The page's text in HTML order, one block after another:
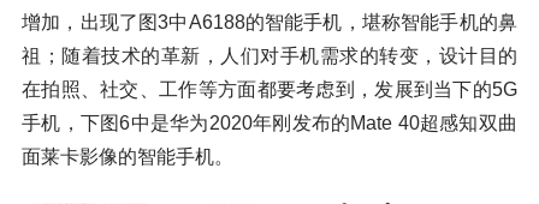
增加，出现了图3中A6188的智能手机，堪称智能手机的鼻
祖；随着技术的革新，人们对手机需求的转变，设计目的
在拍照、社交、工作等方面都要考虑到，发展到当下的5G
手机，下图6中是华为2020年刚发布的Mate 40超感知双曲
面莱卡影像的智能手机。